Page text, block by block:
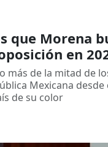
que Morena
en
más de la mitad de
Mexicana desde
de su color